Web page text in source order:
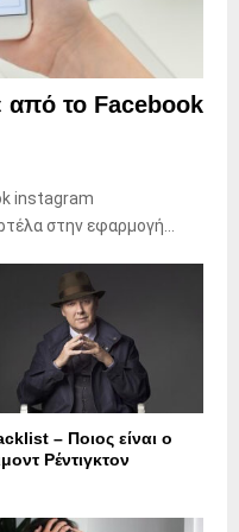
από το Facebook
instagram
στην εφαρμογή...
– Ποιος είναι ο
Ρέντιγκτον